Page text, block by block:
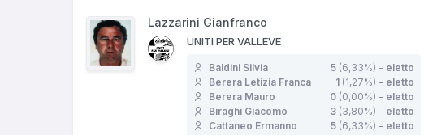
Lazzarini Gianfranco
UNITI PER VALLEVE
Baldini Silvia 5 (6,33%) - eletto
Berera Letizia Franca
1 (1,27%) - eletto
Berera Mauro
0 (0,00%) - eletto
Biraghi Giacomo
3 (3,80%) - eletto
Cattaneo Ermanno
5 (6,33%) - eletto